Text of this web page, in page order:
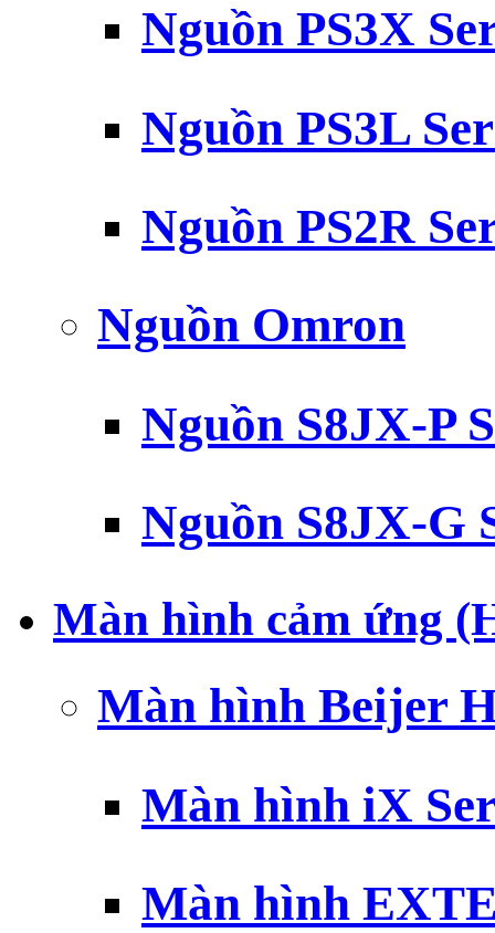
Nguồn PS3X
Nguồn PS3L
Nguồn PS2R
Nguồn Omron
Nguồn S8JX-P
Nguồn S8JX-G
Màn hình cảm ứng
Màn hình Beijer
Màn hình iX
Màn hình